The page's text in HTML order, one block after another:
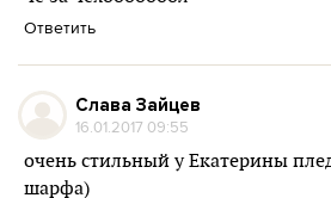
Ответить
Слава Зайцев
16.01.2017 09:55
очень стильный у Екатерины
шарфа)